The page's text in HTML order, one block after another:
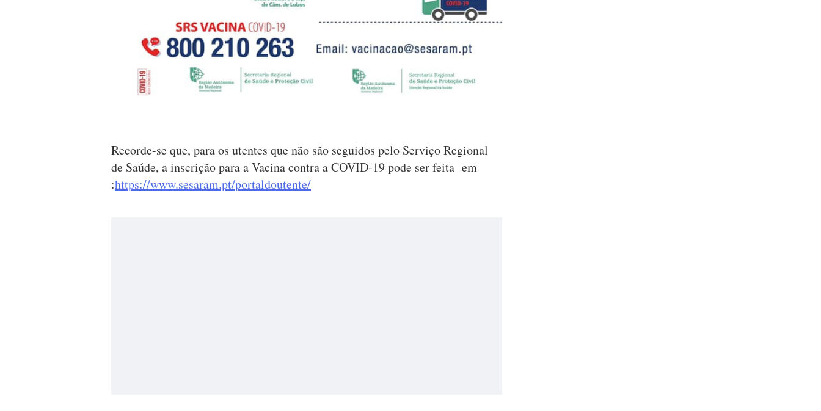
Recorde-se que, para os utentes que não são seguidos pelo Serviço Regional
de Saúde, a inscrição para a Vacina contra a COVID-19 pode ser feita em
:https://www.sesaram.pt/portaldoutente/